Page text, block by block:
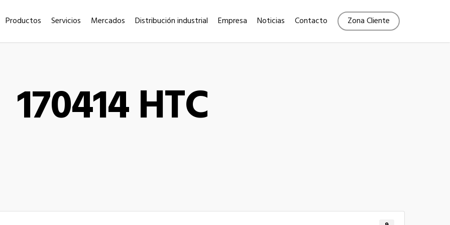
Productos Servicios Mercados Distribución industrial Empresa Noticias Contacto Zona Cliente
170414 HTC